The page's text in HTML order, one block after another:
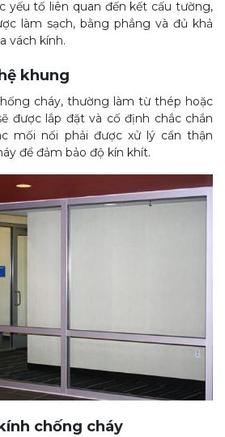
yếu tố liên quan đến kết cấu tường,
làm sạch, bằng phẳng và đủ khả
vách kính.
khung
cháy, thường làm từ thép hoặc
được lắp đặt và cố định chắc chắn
mối nối phải được xử lý cẩn thận
để đảm bảo độ kín khít.
chống cháy